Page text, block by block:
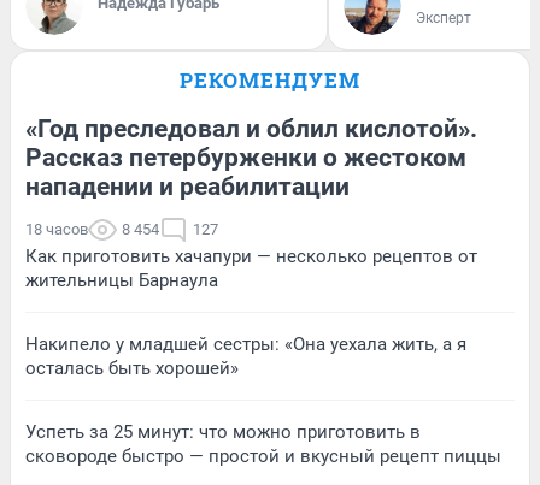
Эксперт
РЕКОМЕНДУЕМ
«Год преследовал и облил кислотой».
Рассказ петербурженки о жестоком
нападении и реабилитации
18 часов 8 454 127
Как приготовить хачапури — несколько рецептов от
жительницы Барнаула
Накипело у младшей сестры: «Она уехала жить, а я
осталась быть хорошей»
Успеть за 25 минут: что можно приготовить в
сковороде быстро — простой и вкусный рецепт пиццы